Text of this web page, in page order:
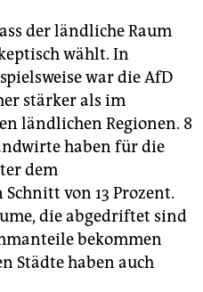
der ländliche Raum
wählt. In
war die AfD
stärker als im
ländlichen Regionen. 8
haben für die
dem
von 13 Prozent.
die abgedriftet sind
bekommen
Städte haben auch